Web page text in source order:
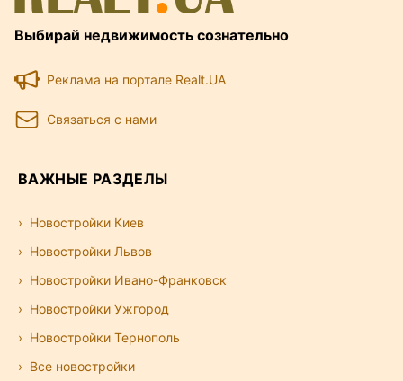
Выбирай недвижимость сознательно
Реклама на портале Realt.UA
Связаться с нами
ВАЖНЫЕ РАЗДЕЛЫ
Новостройки Киев
Новостройки Львов
Новостройки Ивано-Франковск
Новостройки Ужгород
Новостройки Тернополь
Все новостройки